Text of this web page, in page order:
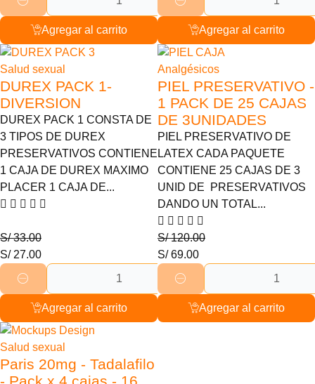
Agregar al carrito Agregar al carrito
18% Descuento
Salud sexual
DUREX PACK 1-
DIVERSION
DUREX PACK 1 CONSTA DE
3 TIPOS DE DUREX
PRESERVATIVOS CONTIENE
1 CAJA DE DUREX MAXIMO
PLACER 1 CAJA DE...
S/33.00
S/27.00
Agregar al carrito
43% Descuento
Analgésicos
PIEL PRESERVATIVO -
1 PACK DE 25 CAJAS
DE 3UNIDADES
PIEL PRESERVATIVO DE
LATEX CADA PAQUETE
CONTIENE 25 CAJAS DE 3
UNID DE PRESERVATIVOS
DANDO UN TOTAL...
S/120.00
S/69.00
Agregar al carrito
36% Descuento
Salud sexual
Paris 20mg - Tadalafilo